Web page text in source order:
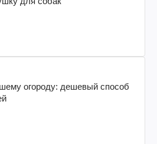
огороду: дешевый способ